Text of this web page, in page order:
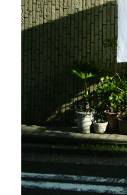
連載・コラム
未分類
近日開催のイベント
イベント
オープン講座